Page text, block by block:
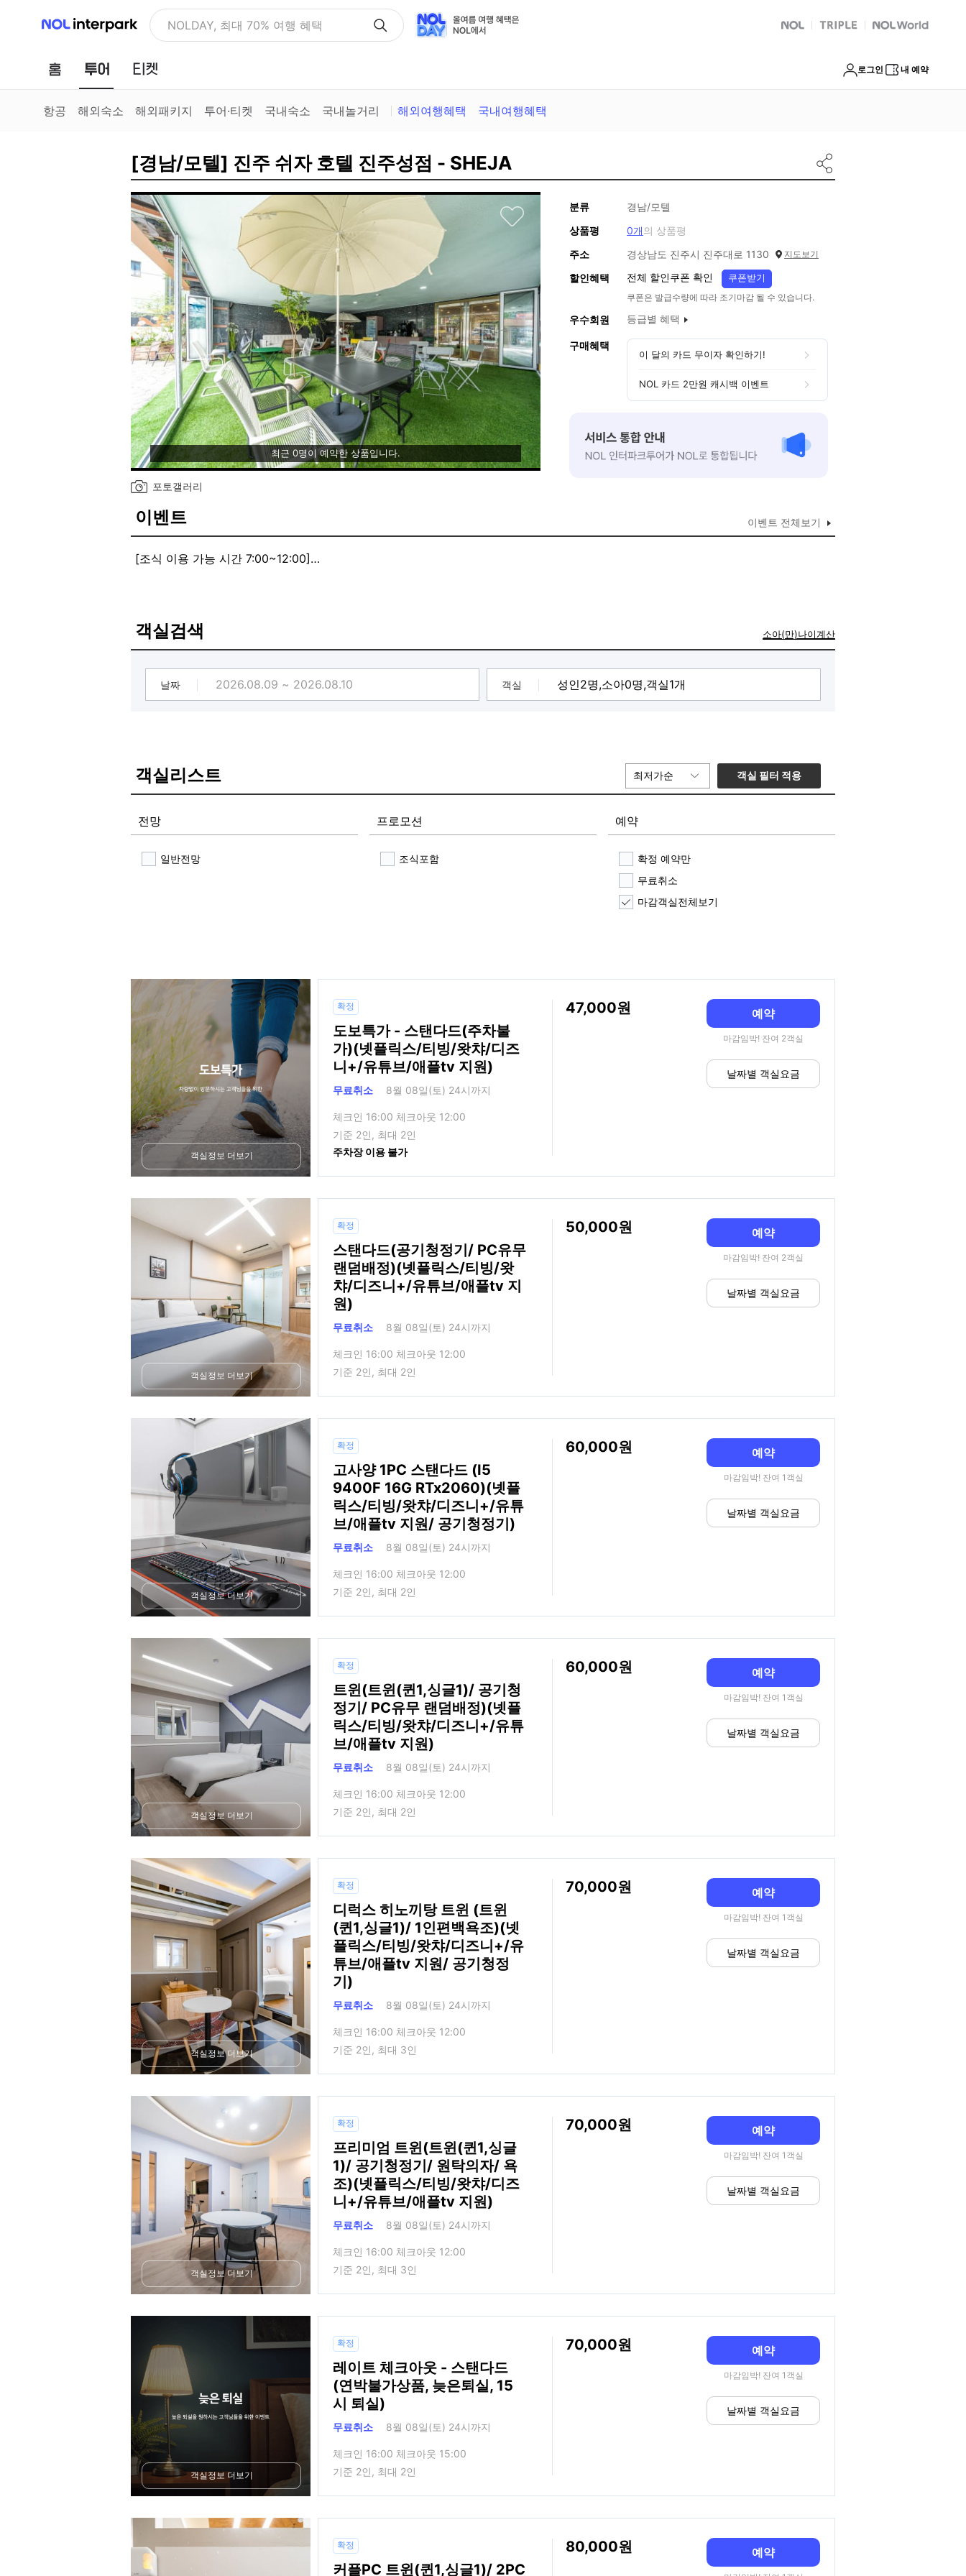
NOL 인터파크 NOLDAY, 최대 70% 여행 혜택 NOL 트리플 Global Interpark
홈 투어 로그인 내 예약
항공 해외숙소 해외패키지 투어·티켓 국내숙소 국내놀거리 해외여행혜택 국내여행혜택
[경남/모텔] 진주 쉬자 호텔 진주성점 - SHEJA
최근 0명이 예약한 상품입니다.
포토갤러리
분류
경남/모텔
상품평
0개의 상품평
주소
경상남도 진주시 진주대로 1130 지도보기
할인혜택 전체 할인쿠폰 확인 쿠폰받기
쿠폰은 발급수량에 따라 조기마감 될 수 있습니다.
우수회원 등급별 혜택
구매혜택
이 달의 카드 무이자 확인하기!
NOL 카드 2만원 캐시백 이벤트
이벤트 이벤트 전체보기
[조식 이용 가능 시간 7:00~12:00]
카페테리아 마감 시간 : 저녁 10시까지만 이용 가능합니다.
조식 메뉴: 한강라면(뽀글이), 토스트, 딸기잼, 우유, 아메리카노(HOT/ICE)
- 공용 공간이니 카페테리아 이용 가능 시간을 준수해주세요.
[❤️ 🩷넷플릭스/디즈니+/티빙/왓챠/애플tv 무료 지원🩷 ❤️]
[❤️ 🩷진주 호텔 유일 히노끼탕 보유🩷 ❤️]
편백나무로 만들어진 ★히노끼탕을 도심에서 즐길 수 있습니다.
연인,가족과 특별한 추억을 쌓아보세요 :)
객실검색 소아(만)나이계산
날짜 객실
객실리스트 최저가순 객실 필터 적용
전망
일반전망
프로모션
조식포함
예약
확정 예약만
무료취소
마감객실전체보기
객실정보 더보기
확정
도보특가 - 스탠다드(주차불
가)(넷플릭스/티빙/왓챠/디즈
니+/유튜브/애플tv 지원)
무료취소 8월 08일(토) 24시까지
체크인 16:00 체크아웃 12:00
기준 2인, 최대 2인
주차장 이용 불가
47,000 예약
마감임박! 잔여 2객실
날짜별 객실요금
객실정보 더보기
확정
스탠다드(공기청정기/ PC유무
랜덤배정)(넷플릭스/티빙/왓
챠/디즈니+/유튜브/애플tv 지
원)
무료취소 8월 08일(토) 24시까지
체크인 16:00 체크아웃 12:00
기준 2인, 최대 2인
50,000 예약
마감임박! 잔여 2객실
날짜별 객실요금
객실정보 더보기
확정
고사양 1PC 스탠다드 (I5
9400F 16G RTx2060)(넷플
릭스/티빙/왓챠/디즈니+/유튜
브/애플tv 지원/ 공기청정기)
무료취소 8월 08일(토) 24시까지
체크인 16:00 체크아웃 12:00
기준 2인, 최대 2인
60,000 예약
마감임박! 잔여 1객실
날짜별 객실요금
객실정보 더보기
확정
트윈(트윈(퀸1,싱글1)/ 공기청
정기/ PC유무 랜덤배정)(넷플
릭스/티빙/왓챠/디즈니+/유튜
브/애플tv 지원)
무료취소 8월 08일(토) 24시까지
체크인 16:00 체크아웃 12:00
기준 2인, 최대 2인
60,000 예약
마감임박! 잔여 1객실
날짜별 객실요금
객실정보 더보기
확정
디럭스 히노끼탕 트윈 (트윈
(퀸1,싱글1)/ 1인편백욕조)(넷
플릭스/티빙/왓챠/디즈니+/유
튜브/애플tv 지원/ 공기청정
기)
무료취소 8월 08일(토) 24시까지
체크인 16:00 체크아웃 12:00
기준 2인, 최대 3인
70,000 예약
마감임박! 잔여 1객실
날짜별 객실요금
객실정보 더보기
확정
프리미엄 트윈(트윈(퀸1,싱글
1)/ 공기청정기/ 원탁의자/ 욕
조)(넷플릭스/티빙/왓챠/디즈
니+/유튜브/애플tv 지원)
무료취소 8월 08일(토) 24시까지
체크인 16:00 체크아웃 12:00
기준 2인, 최대 3인
70,000 예약
마감임박! 잔여 1객실
날짜별 객실요금
객실정보 더보기
확정
레이트 체크아웃 - 스탠다드
(연박불가상품, 늦은퇴실, 15
시 퇴실)
무료취소 8월 08일(토) 24시까지
체크인 16:00 체크아웃 15:00
기준 2인, 최대 2인
70,000 예약
마감임박! 잔여 1객실
날짜별 객실요금
확정
커플PC 트윈(퀸1,싱글1)/ 2PC
80,000 예약